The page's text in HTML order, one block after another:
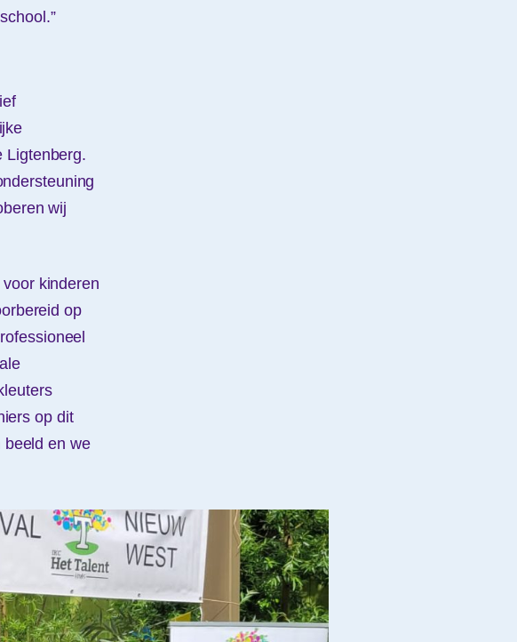
Ligtenberg.
wij
kinderen
op
op dit
beeld en we